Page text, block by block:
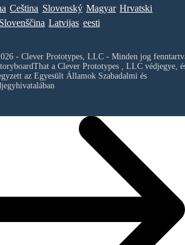
Ceština Slovenský Magyar Hrvatski
Slovenščina Latvijas eesti
- Clever Prototypes, LLC - Minden jog
a Clever Prototypes , LLCvédjegye,
az Egyesült Államok Szabadalmi és